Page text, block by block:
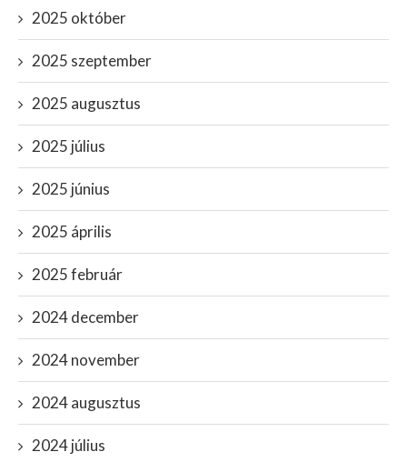
2025 október
2025 szeptember
2025 augusztus
2025 július
2025 június
2025 április
2025 február
2024 december
2024 november
2024 augusztus
2024 július